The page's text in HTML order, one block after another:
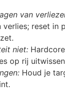
van
verlies; reset in
niet:
op rij
Houd je